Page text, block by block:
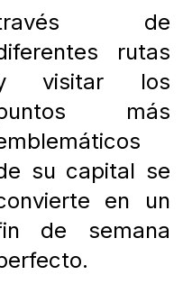
de
rutas
visitar los
más
su capital se
en un
de semana